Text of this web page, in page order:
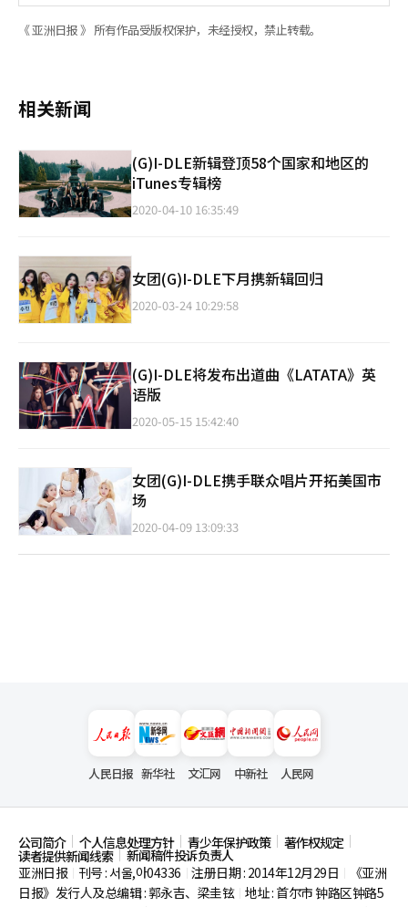
《 亚洲日报 》 所有作品受版权保护，未经授权，禁止转载。
相关新闻
(G)I-DLE新辑登顶58个国家和地区的
iTunes专辑榜
2020-04-10 16:35:49
女团(G)I-DLE下月携新辑回归
2020-03-24 10:29:58
(G)I-DLE将发布出道曲《LATATA》英
语版
2020-05-15 15:42:40
女团(G)I-DLE携手联众唱片开拓美国市
场
2020-04-09 13:09:33
人民日报 新华社 文汇网 中新社 人民网
公司简介 个人信息处理方针 青少年保护政策 著作权规定
读者提供新闻线索
新闻稿件投诉负责人
亚洲日报
刊号 : 서울,아04336 注册日期 : 2014年12月29日
《亚洲
日报》发行人及总编辑 : 郭永吉、梁圭铉 地址 : 首尔市钟路区钟路5